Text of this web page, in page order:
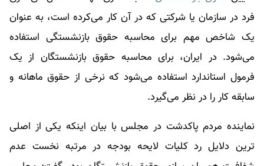
فرد در سازمان یا شرکتی که در آن کار می‌کرده است، به عنوان
یک شاخص مهم برای محاسبه حقوق بازنشستگی استفاده
می‌شود. در ایران، برای محاسبه حقوق بازنشستگان از یک
فرمول استاندارد استفاده می‌شود که نرخی از حقوق ماهانه و
سابقه کار را در نظر می‌گیرد.
نماینده مردم پاکدشت در مجلس با بیان اینکه یکی از اصلی
ترین دلایل رد کلیات لایحه بودجه در مرتبه نخست عدم